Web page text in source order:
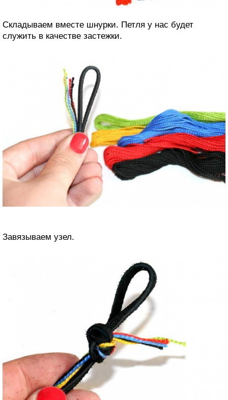
Складываем вместе шнурки. Петля у нас будет
служить в качестве застежки.
Завязываем узел.